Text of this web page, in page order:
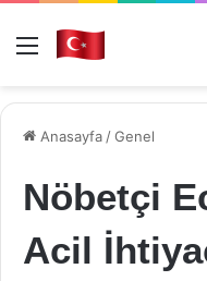
Menü
Anasayfa /Genel
Nöbetçi
Acil